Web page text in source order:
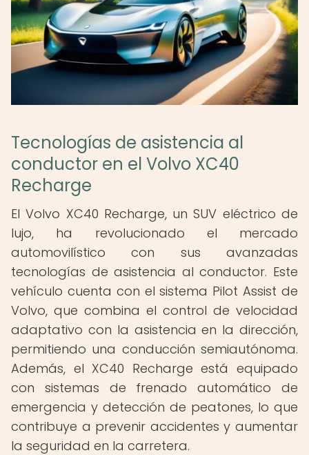
Tecnologías de asistencia al
conductor en el Volvo XC40
Recharge
El Volvo XC40 Recharge, un SUV eléctrico de
lujo, ha revolucionado el mercado
automovilístico con sus avanzadas
tecnologías de asistencia al conductor. Este
vehículo cuenta con el sistema Pilot Assist de
Volvo, que combina el control de velocidad
adaptativo con la asistencia en la dirección,
permitiendo una conducción semiautónoma.
Además, el XC40 Recharge está equipado
con sistemas de frenado automático de
emergencia y detección de peatones, lo que
contribuye a prevenir accidentes y aumentar
la seguridad en la carretera.